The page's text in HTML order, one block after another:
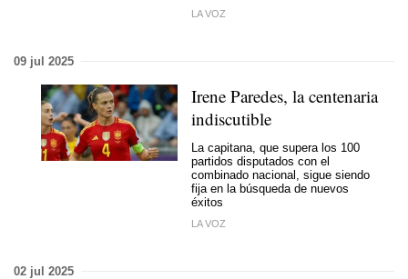
LA VOZ
09 jul 2025
Irene Paredes, la centenaria
indiscutible
La capitana, que supera los 100
partidos disputados con el
combinado nacional, sigue siendo
fija en la búsqueda de nuevos
éxitos
LA VOZ
02 jul 2025